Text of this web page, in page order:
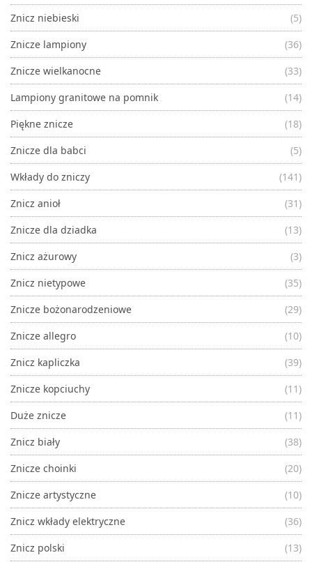
Znicz niebieski
(5)
Znicze lampiony
(36)
Znicze wielkanocne
(33)
Lampiony granitowe na pomnik
(14)
Piękne znicze
(18)
Znicze dla babci
(5)
Wkłady do zniczy
(141)
Znicz anioł
(31)
Znicze dla dziadka
(13)
Znicz ażurowy
(3)
Znicz nietypowe
(35)
Znicze bożonarodzeniowe
(29)
Znicze allegro
(10)
Znicz kapliczka
(39)
Znicze kopciuchy
(11)
Duże znicze
(11)
Znicz biały
(38)
Znicze choinki
(20)
Znicze artystyczne
(10)
Znicz wkłady elektryczne
(36)
Znicz polski
(13)